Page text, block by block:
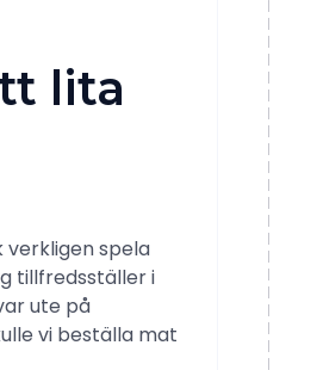
lita
verkligen spela
tillfredsställer i
ute på
vi beställa mat